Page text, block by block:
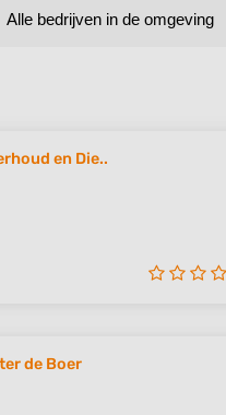
Alle bedrijven in de omgeving
en Die..
de Boer